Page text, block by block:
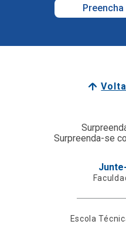
Surpreenda-se
Escola